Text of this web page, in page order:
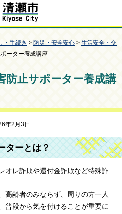
・手続き > 防災・安全安心 > 生活安全・交
ーター養成講座
防止サポーター養成講
年2月3日
ターとは？
オレ詐欺や還付金詐欺など特殊詐
齢者のみならず、周りの方一人
普段から気を付けることが重要に